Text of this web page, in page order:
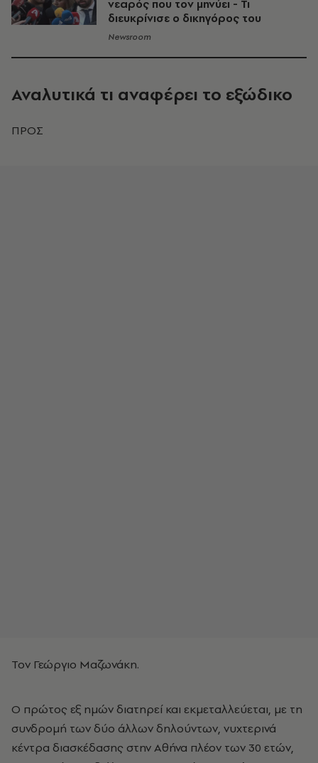
νεαρός που τον μηνύει - Τι
διευκρίνισε ο δικηγόρος του
Newsroom
Αναλυτικά τι αναφέρει το εξώδικο
ΠΡΟΣ
Τον Γεώργιο Μαζωνάκη.
Ο πρώτος εξ ημών διατηρεί και εκμεταλλεύεται, με τη
συνδρομή των δύο άλλων δηλούντων, νυχτερινά
κέντρα διασκέδασης στην Αθήνα πλέον των 30 ετών,